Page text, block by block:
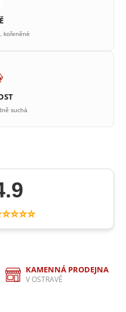
kořeněné
suchá
KAMENNÁ PRODEJNA
V OSTRAVĚ